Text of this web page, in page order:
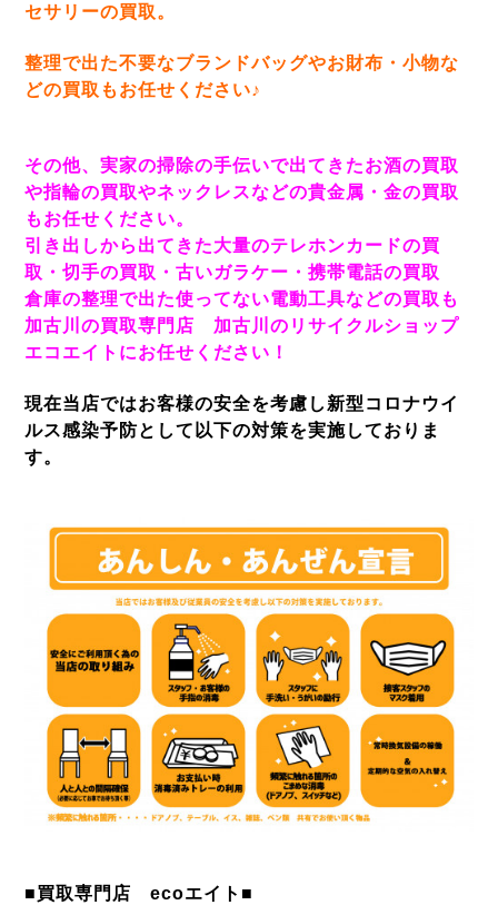
セサリーの買取。
整理で出た不要なブランドバッグやお財布・小物な
どの買取もお任せください♪
その他、実家の掃除の手伝いで出てきたお酒の買取
や指輪の買取やネックレスなどの貴金属・金の買取
もお任せください。
引き出しから出てきた大量のテレホンカードの買
取・切手の買取・古いガラケー・携帯電話の買取
倉庫の整理で出た使ってない電動工具などの買取も
加古川の買取専門店 加古川のリサイクルショップ
エコエイトにお任せください！
現在当店ではお客様の安全を考慮し新型コロナウイ
ルス感染予防として以下の対策を実施しておりま
す。
■買取専門店 ecoエイト ■